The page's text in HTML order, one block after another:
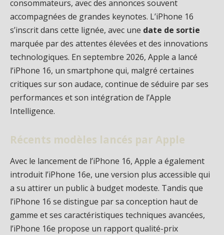
consommateurs, avec des annonces souvent
accompagnées de grandes keynotes. L’iPhone 16
s’inscrit dans cette lignée, avec une date de sortie
marquée par des attentes élevées et des innovations
technologiques. En septembre 2026, Apple a lancé
l’iPhone 16, un smartphone qui, malgré certaines
critiques sur son audace, continue de séduire par ses
performances et son intégration de l’Apple
Intelligence.
Récents modèles lancés par Apple
Avec le lancement de l’iPhone 16, Apple a également
introduit l’iPhone 16e, une version plus accessible qui
a su attirer un public à budget modeste. Tandis que
l’iPhone 16 se distingue par sa conception haut de
gamme et ses caractéristiques techniques avancées,
l’iPhone 16e propose un rapport qualité-prix